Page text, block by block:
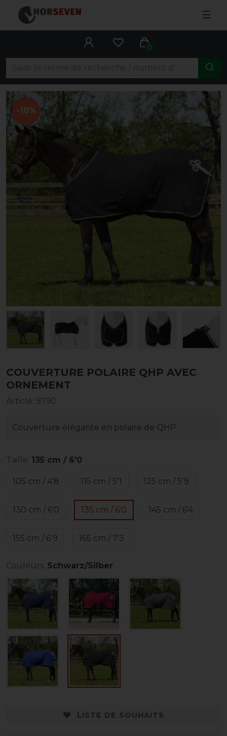
☰
0
-10%
COUVERTURE POLAIRE QHP AVEC
ORNEMENT
Article: 9790
Couverture élégante en polaire de QHP
Taille: 135 cm / 6'0
105 cm / 4'8 115 cm / 5'1 125 cm / 5'9
130 cm / 6'0 135 cm / 6'0 145 cm / 6'4
155 cm / 6'9 165 cm / 7'3
Couleurs: Schwarz/Silber
LISTE DE SOUHAITS